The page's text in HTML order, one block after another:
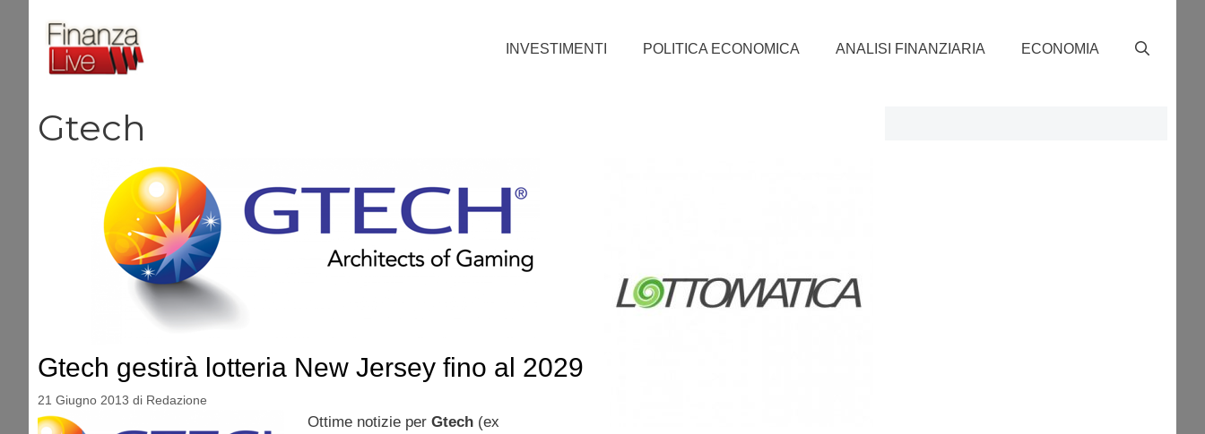
contenuto
INVESTIMENTI POLITICA ECONOMICA ANALISI FINANZIARIA ECONOMIA
Gtech
Gtech gestirà lotteria New Jersey fino al 2029
21 Giugno 2013 di Redazione
Ottime notizie per Gtech(ex